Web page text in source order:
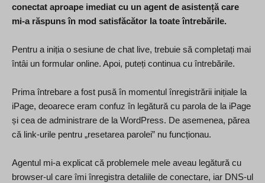
conectat aproape imediat cu un agent de asistență care
mi-a răspuns în mod satisfăcător la toate întrebările.
Pentru a iniția o sesiune de chat live, trebuie să completați mai
întâi un formular online. Apoi, puteți continua cu întrebările.
Prima întrebare a fost pusă în momentul înregistrării inițiale la
iPage, deoarece eram confuz în legătură cu parola de la iPage
și cea de administrare de la WordPress. De asemenea, părea
că link-urile pentru „resetarea parolei” nu funcționau.
Agentul mi-a explicat că problemele mele aveau legătură cu
browser-ul care îmi înregistra detaliile de conectare, iar DNS-ul